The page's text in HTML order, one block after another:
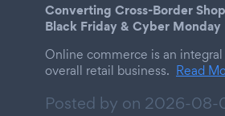
Converting Cross-Border
Black Friday & Cyber Monday
Online commerce is an
overall retail business. Read
Posted by on 2026-08-